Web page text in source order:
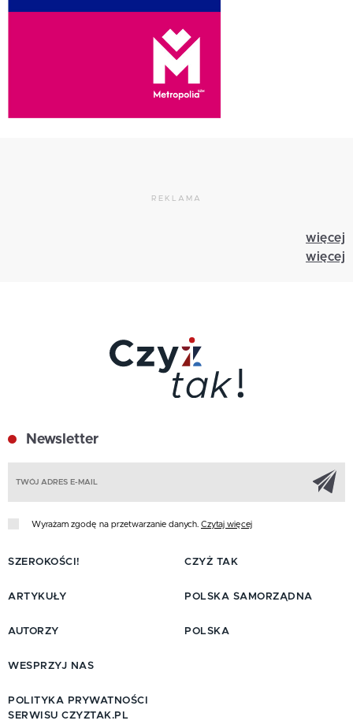
REKLAMA
więcej
więcej
Newsletter
Wyrażam zgodę na przetwarzanie danych. Czytaj więcej
SZEROKOŚCI!
ARTYKUŁY
AUTORZY
CZYŻ TAK
POLSKA SAMORZĄDNA
POLSKA
WESPRZYJ NAS
POLITYKA PRYWATNOŚCI
SERWISU CZYZTAK.PL